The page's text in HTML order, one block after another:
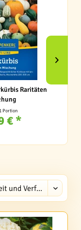
Raritäten
1 Portion
€ *